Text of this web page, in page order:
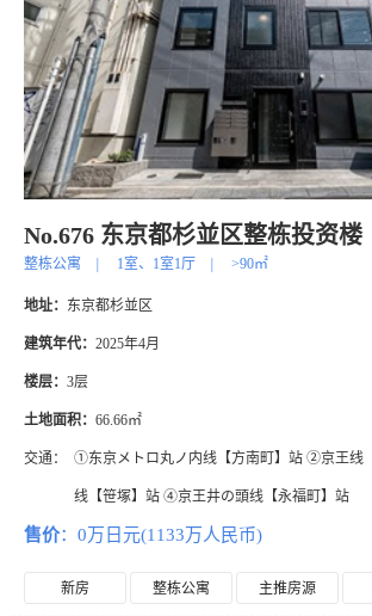
No.676 东京都杉並区整栋投资楼
整栋公寓 1室、1室1厅 >90㎡
地址： 东京都杉並区
建筑年代： 2025年4月
楼层： 3层
土地面积： 66.66㎡
交通： ①东京メトロ丸ノ内线【方南町】站 ②京王线
线【笹塚】站 ④京王井の頭线【永福町】站
售价：0万日元(1133万人民币)
新房 整栋公寓 主推房源